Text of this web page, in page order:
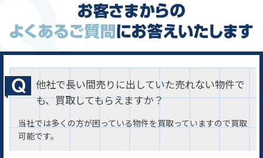
他社で長い間売りに出していた売れない物件で
も、買取してもらえますか？
当社では多くの方が困っている物件を買取っていますので買取
可能です。